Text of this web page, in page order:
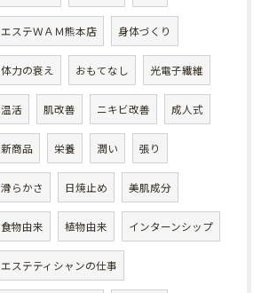
エステＷＡＭ熊本店 身体づくり
体力の衰え おもてなし 光電子繊維
温活 肌改善 ニキビ改善 成人式
新商品 栄養 潤い 張り
滑らかさ 日焼止め 美肌成分
食物由来 植物由来 インターンシップ
エステティシャンの仕事